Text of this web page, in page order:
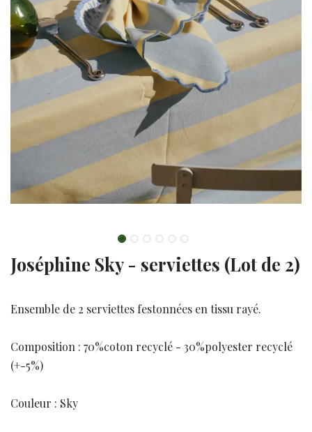
Joséphine Sky - serviettes (Lot de 2)
Ensemble de 2 serviettes festonnées en tissu rayé.
Composition : 70%coton recyclé - 30%polyester recyclé
(+-5%)
Couleur : Sky